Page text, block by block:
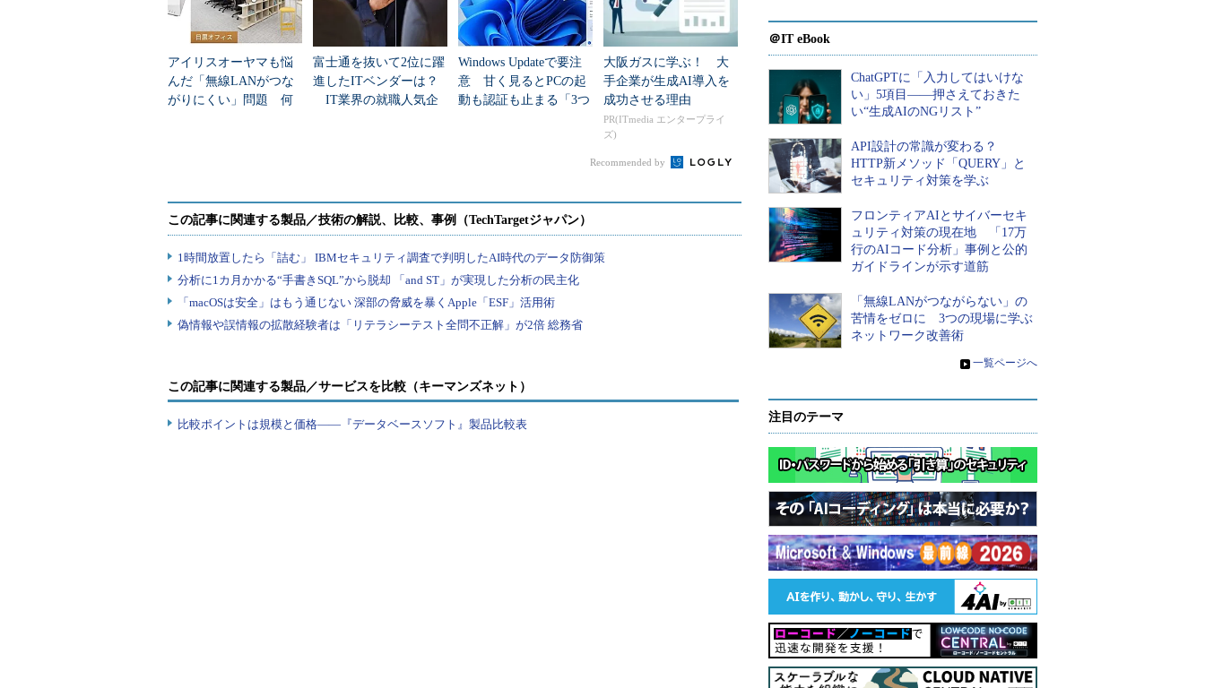
アイリスオーヤマも悩
んだ「無線LANがつな
がりにくい」問題 何
富士通を抜いて2位に躍
進したITベンダーは？
IT業界の就職人気企
Windows Updateで要注
意 甘く見るとPCの起
動も認証も止まる「3つ
大阪ガスに学ぶ！ 大
手企業が生成AI導入を
成功させる理由
PR(ITmedia エンタープライ
ズ)
Recommended by
この記事に関連する製品／サービスを比較（キーマンズネット）
比較ポイントは規模と価格――『データベースソフト』製品比較表
＠IT eBook
ChatGPTに「入力してはいけな
い」5項目――押さえておきた
い“生成AIのNGリスト”
API設計の常識が変わる？
HTTP新メソッド「QUERY」と
セキュリティ対策を学ぶ
フロンティアAIとサイバーセキ
ュリティ対策の現在地 「17万
行のAIコード分析」事例と公的
ガイドラインが示す道筋
「無線LANがつながらない」の
苦情をゼロに 3つの現場に学ぶ
ネットワーク改善術
» 一覧ページへ
注目のテーマ